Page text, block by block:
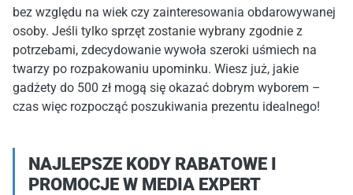
bez względu na wiek czy zainteresowania obdarowywanej
osoby. Jeśli tylko sprzęt zostanie wybrany zgodnie z
potrzebami, zdecydowanie wywoła szeroki uśmiech na
twarzy po rozpakowaniu upominku. Wiesz już, jakie
gadżety do 500 zł mogą się okazać dobrym wyborem –
czas więc rozpocząć poszukiwania prezentu idealnego!
NAJLEPSZE KODY RABATOWE I
PROMOCJE W MEDIA EXPERT